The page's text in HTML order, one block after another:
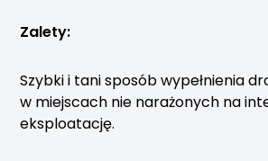
Zalety:
Szybki i tani sposób wypełnienia
w miejscach nie narażonych na
eksploatację.